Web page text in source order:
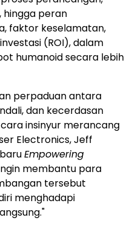
hingga peran
faktor keselamatan,
(ROI), dalam
humanoid secara lebih
perpaduan antara
dan kecerdasan
insinyur merancang
Electronics, Jeff
Empowering
membantu para
tersebut
menghadapi